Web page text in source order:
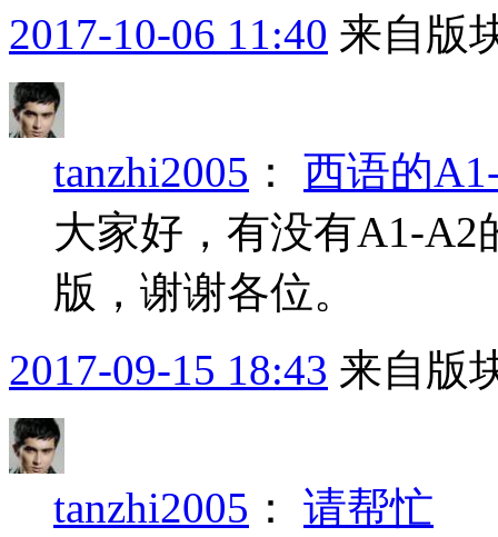
2017-10-06 11:40 来自版
tanzhi2005 ： 西语的
大家好，有没有A1-A2
版，谢谢各位。
2017-09-15 18:43 来自版
tanzhi2005 ： 请帮忙